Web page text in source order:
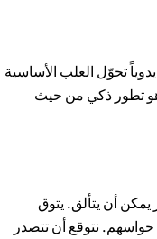
تحوّل العلب الأساسية
تطور ذكي من حيث
يمكن أن يتألق. يتوق
حواسهم. نتوقع أن تتصدر